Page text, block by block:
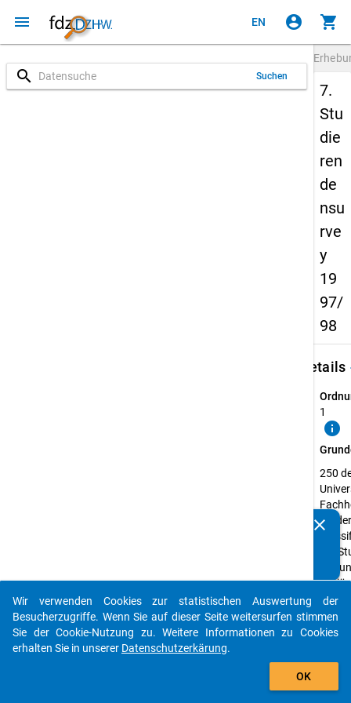
menu EN account_circle shopping_cart
search Suchen
7.
Stu
die
ren
de
nsu
rve
y
19
97/
98
Details
1
info
250
die
der
(5A
des
clear
auto_stories
add_shopping_cart
Wir verwenden Cookies zur statistischen Auswertung der
Besucherzugriffe. Wenn Sie auf dieser Seite weitersurfen stimmen
Sie der Cookie-Nutzung zu. Weitere Informationen zu Cookies
erhalten Sie in unserer Datenschutzerkärung.
OK